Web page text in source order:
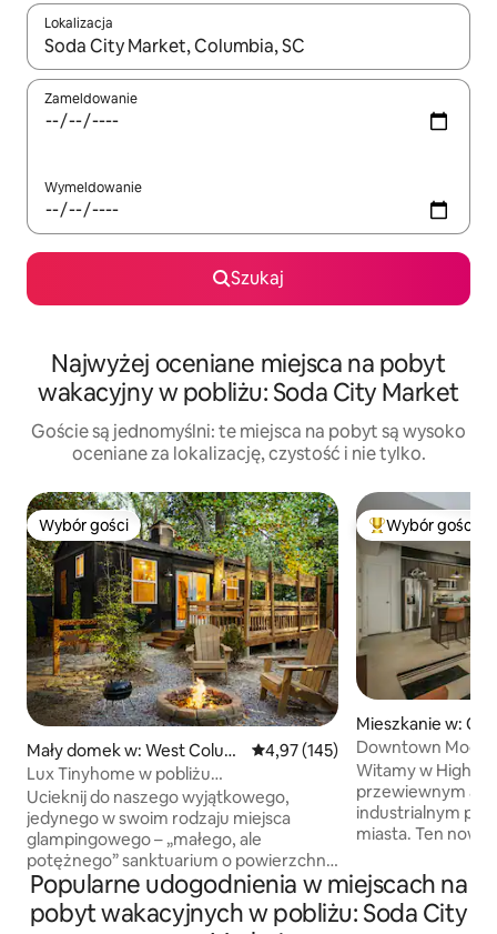
Lokalizacja
Gdy wyniki będą dostępne, możesz poruszać się po nich za
Zameldowanie
Wymeldowanie
Szukaj
Najwyżej oceniane miejsca na pobyt
wakacyjny w pobliżu: Soda City Market
Goście są jednomyślni: te miejsca na pobyt są wysoko
oceniane za lokalizację, czystość i nie tylko.
Wybór gości
Wybór gości
Mały domek w: West Colum
bia
Średnia ocena: 4,97 na 5, liczba
4,97 (145)
Lux Tinyhome w pobliżu
DT/USC/Stadionu/Ft. Jackson
Ucieknij do naszego wyjątkowego,
jedynego w swoim rodzaju miejsca
glampingowego – „małego, ale
potężnego” sanktuarium o powierzchni
300 stóp kwadratowych. Dom jest
ukryty wśród drzew i całkowicie
ogrodzony, co zapewnia prywatność.
Wybór gości
Mieszkanie w:
Downtown
Witamy w High
przewiewnym
industrialnym
miasta. Ten
przeszklonymi
miasto. W sypialni znajduje się łóżko typu
king size z
Popularne udogodnienia w miejscach na
pobyt wakacyjnych w pobliżu: Soda City